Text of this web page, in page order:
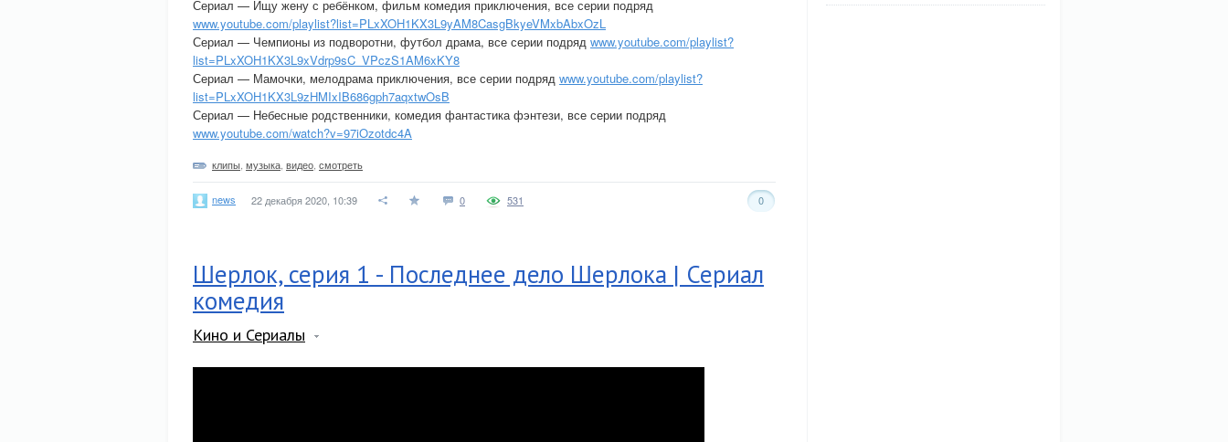
Сериал — Ищу жену с ребёнком, фильм комедия приключения, все серии подряд
www.youtube.com/playlist?list=PLxXOH1KX3L9yAM8CasgBkyeVMxbAbxOzL
Сериал — Чемпионы из подворотни, футбол драма, все серии подряд www.youtube.com/playlist?
list=PLxXOH1KX3L9xVdrp9sC_VPczS1AM6xKY8
Сериал — Мамочки, мелодрама приключения, все серии подряд www.youtube.com/playlist?
list=PLxXOH1KX3L9zHMIxIB686gph7aqxtwOsB
Сериал — Небесные родственники, комедия фантастика фэнтези, все серии подряд
www.youtube.com/watch?v=97iOzotdc4A
клипы музыка видео смотреть
news 22 декабря 2020, 10:39 0 0
531
Шерлок, серия 1 - Последнее дело Шерлока | Сериал
комедия
Кино и Сериалы